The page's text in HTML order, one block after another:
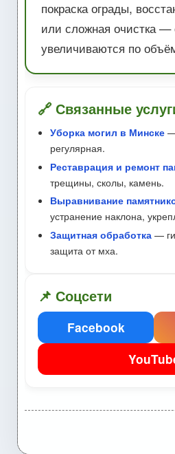
покраска ограды,
или сложная очистка —
увеличиваются по
🔗 Связанные
Уборка могил в Минске
регулярная.
Реставрация и ремонт
трещины, сколы, камень.
Выравнивание
устранение наклона,
Защитная обработка —
защита от мха.
📌 Соцсети
Facebook